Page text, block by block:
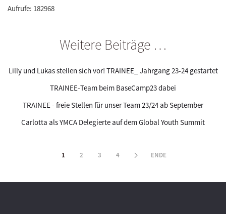
Aufrufe: 182968
Weitere Beiträge …
Lilly und Lukas stellen sich vor! TRAINEE_ Jahrgang 23-24 gestartet
TRAINEE-Team beim BaseCamp23 dabei
TRAINEE - freie Stellen für unser Team 23/24 ab September
Carlotta als YMCA Delegierte auf dem Global Youth Summit
1 2 3 4 ENDE